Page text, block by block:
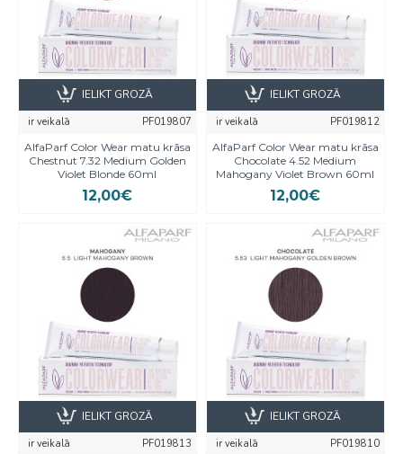
ir veikalā
PF019807
AlfaParf Color Wear matu krāsa
Chestnut 7.32 Medium Golden
Violet Blonde 60ml
12,00€
IELIKT GROZĀ
ir veikalā
PF019812
AlfaParf Color Wear matu krāsa
Chocolate 4.52 Medium
Mahogany Violet Brown 60ml
12,00€
IELIKT GROZĀ
ir veikalā
PF019813
IELIKT GROZĀ
ir veikalā
PF019810
IELIKT GROZĀ